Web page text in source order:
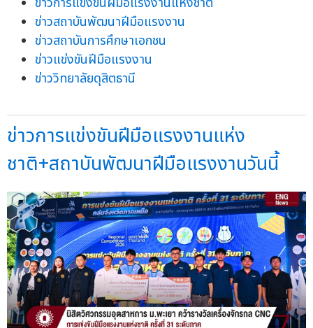
ข่าวสถาบันพัฒนาฝีมือแรงงาน
ข่าวสถาบันการศึกษาเอกชน
ข่าวแข่งขันฝีมือแรงงาน
ข่าววิทยาลัยดุสิตธานี
ข่าวการแข่งขันฝีมือแรงงานแห่ง
ชาติ+สถาบันพัฒนาฝีมือแรงงานวันนี้